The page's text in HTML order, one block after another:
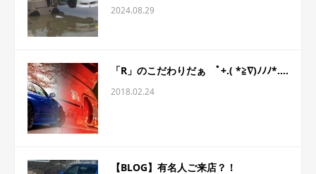
2024.08.29
「R」のこだわりだぁ ﾟ+.( *≧∇)ﾉﾉﾉ*....
2018.02.24
【BLOG】有名人ご来店？！